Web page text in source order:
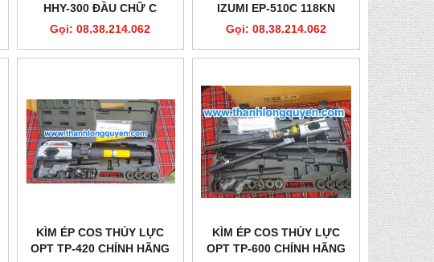
HHY-300 ĐẦU CHỮ C
KHUÔN DÀY
Gọi: 08.38.214.062
IZUMI EP-510C 118KN
Gọi: 08.38.214.062
KÌM ÉP COS THỦY LỰC
OPT TP-420 CHÍNH HÃNG
KÌM ÉP COS THỦY LỰC
OPT TP-600 CHÍNH HÃNG